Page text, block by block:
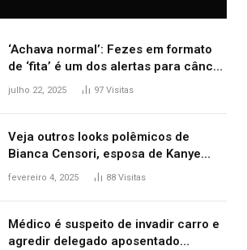
‘Achava normal’: Fezes em formato
de ‘fita’ é um dos alertas para câncer
colorretal; relembre fala de Preta Gil
julho 22, 2025 97 Visitas
Veja outros looks polêmicos de
Bianca Censori, esposa de Kanye
West que apareceu nua no Grammy
fevereiro 4, 2025 88 Visitas
Médico é suspeito de invadir carro e
agredir delegado aposentado